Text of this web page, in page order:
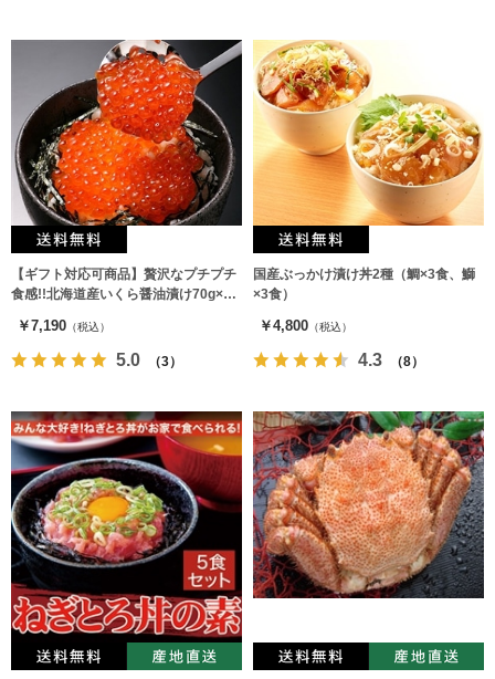
【ギフト対応可商品】贅沢なプチプチ
食感!!北海道産いくら醤油漬け70g×3
￥7,190 （税込）
5.0 （3）
国産ぶっかけ漬け丼2種（鯛×3食、鰤
×3食）
￥4,800 （税込）
4.3 （8）